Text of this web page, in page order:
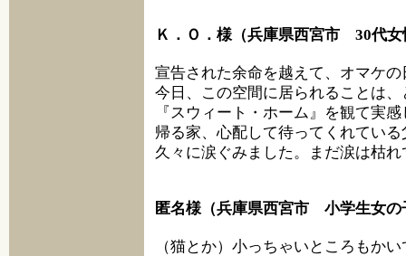
Ｋ．Ｏ．様（兵庫県西宮市 30代女
宣告された余命を越えて、オマケ
今日、この空間に居られることは
『スウィート・ホーム』を観て実
帰る家、心配して待ってくれてい
久々に涙ぐみました。まだ涙は枯
匿名様（兵庫県西宮市 小学生女の
（猫とか）小っちゃいところもか